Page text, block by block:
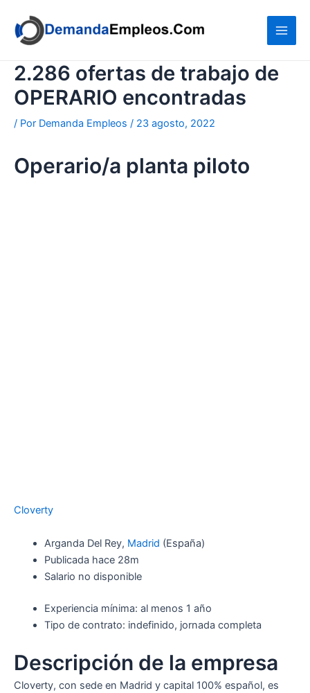
contenido
2.286 ofertas de trabajo de
OPERARIO encontradas
/ Por Demanda Empleos / 23 agosto, 2022
Operario/a planta piloto
Cloverty
Arganda Del Rey, Madrid (España)
Publicada hace 28m
Salario no disponible
Experiencia mínima: al menos 1 año
Tipo de contrato: indefinido, jornada completa
Descripción de la empresa
Cloverty, con sede en Madrid y capital 100% español, es